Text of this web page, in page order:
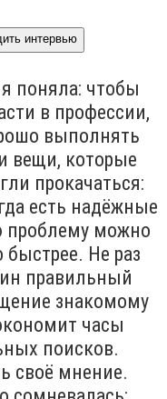
интервью
поняла: чтобы
в профессии,
выполнять
вещи, которые
прокачаться:
есть надёжные
проблему можно
Не раз
правильный
знакомому
часы
поисков.
своё мнение.